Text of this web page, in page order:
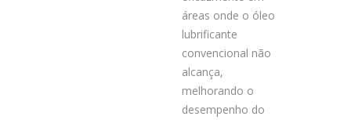
áreas onde o óleo
lubrificante
convencional não
alcança,
melhorando o
desempenho do